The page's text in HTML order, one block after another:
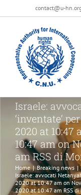
al
contenuto
contact@u-
Israele:
‘inventate’
2020 at 10:47
10:47 am on
am RSS di
Home | Breaking news |
Israele: avvocati
2020 at 10:47 am on
2020 at 10:47 am RSS di